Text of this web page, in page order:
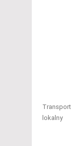
Transport
lokalny